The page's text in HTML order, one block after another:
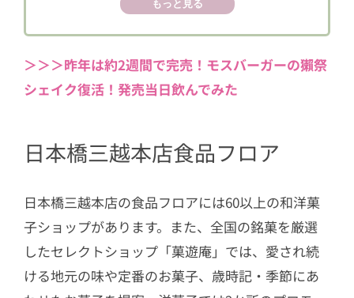
＜ザ・ペニンシュラ ブティック＆
カフェ＞マンゴープリン詰め合わせ
2.3​＜ザ・ペニンシュラ ブティック＆
カフェ＞いちごサンドイッチ
カフェ＞マンゴーサンドイッチ
3
【売れている】商品
3.1〈ユーハイム・ディー・マイスタ
ー〉 「バウムクーヘンシャイベ
ン」
3.2〈王様堂本店〉大判かきもち
もっと見る
＞＞＞昨年は約2週間で完売！モスバーガーの獺祭
シェイク復活！発売当日飲んでみた
日本橋三越本店食品フロア
日本橋三越本店の食品フロアには60以上の和洋菓
子ショップがあります。また、全国の銘菓を厳選
したセレクトショップ「菓遊庵」では、愛され続
ける地元の味や定番のお菓子、歳時記・季節にあ